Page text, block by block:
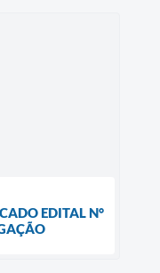
EDITAL N°